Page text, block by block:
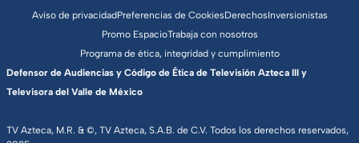
TV Azteca, M.R. & ©, TV Azteca, S.A.B. de C.V. Todos los derechos reservados,
Aviso de privacidadPreferencias de CookiesDerechosInversionistas
Promo EspacioTrabaja con nosotros
Programa de ética, integridad y cumplimiento
Defensor de Audiencias y Código de Ética de Televisión Azteca III y
Televisora del Valle de México